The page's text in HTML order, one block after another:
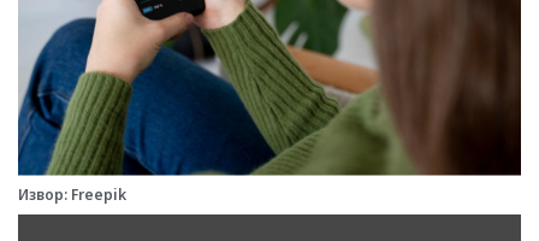
Извор: Freepik